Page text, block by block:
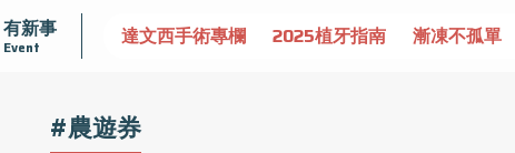
有新事
Event
守護骨骼健康 達文西手術專欄 2025植牙指南 漸凍不孤單
#農遊券